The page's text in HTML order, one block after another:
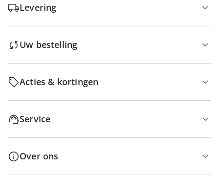
Levering
Uw bestelling
Acties & kortingen
Service
Over ons